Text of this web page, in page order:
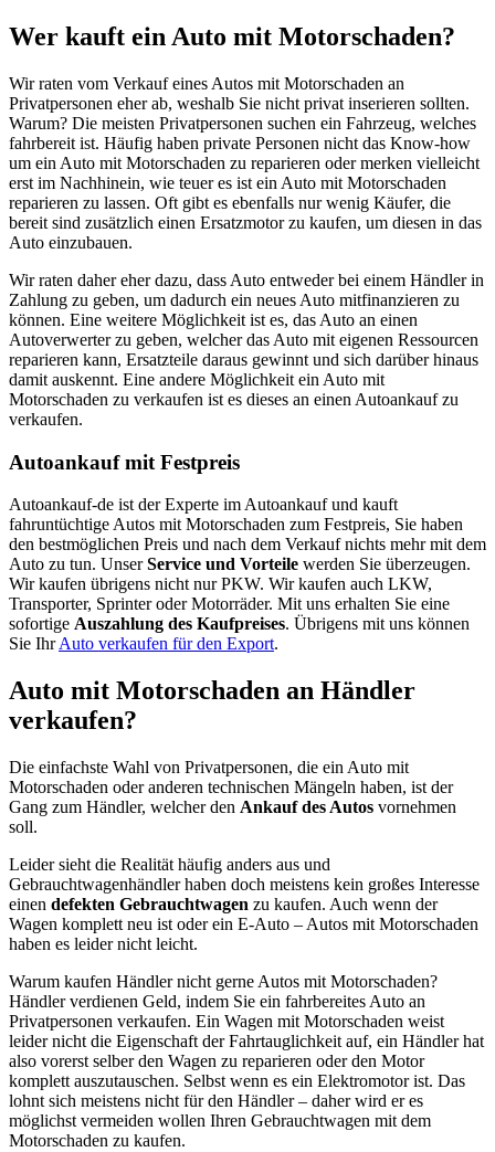
Wer kauft ein Auto mit Motorschaden?
Wir raten vom Verkauf eines Autos mit Motorschaden an
Privatpersonen eher ab, weshalb Sie nicht privat inserieren sollten.
Warum? Die meisten Privatpersonen suchen ein Fahrzeug, welches
fahrbereit ist. Häufig haben private Personen nicht das Know-how
um ein Auto mit Motorschaden zu reparieren oder merken vielleicht
erst im Nachhinein, wie teuer es ist ein Auto mit Motorschaden
reparieren zu lassen. Oft gibt es ebenfalls nur wenig Käufer, die
bereit sind zusätzlich einen Ersatzmotor zu kaufen, um diesen in das
Auto einzubauen.
Wir raten daher eher dazu, dass Auto entweder bei einem Händler in
Zahlung zu geben, um dadurch ein neues Auto mitfinanzieren zu
können. Eine weitere Möglichkeit ist es, das Auto an einen
Autoverwerter zu geben, welcher das Auto mit eigenen Ressourcen
reparieren kann, Ersatzteile daraus gewinnt und sich darüber hinaus
damit auskennt. Eine andere Möglichkeit ein Auto mit
Motorschaden zu verkaufen ist es dieses an einen Autoankauf zu
verkaufen.
Autoankauf mit Festpreis
Autoankauf-de ist der Experte im Autoankauf und kauft
fahruntüchtige Autos mit Motorschaden zum Festpreis, Sie haben
den bestmöglichen Preis und nach dem Verkauf nichts mehr mit dem
Auto zu tun. UnserService und Vorteile werden Sie überzeugen.
Wir kaufen übrigens nicht nur PKW. Wir kaufen auch LKW,
Transporter, Sprinter oder Motorräder. Mit uns erhalten Sie eine
sofortige Auszahlung des Kaufpreises. Übrigens mit uns können
Sie IhrAuto verkaufen für den Export.
Auto mit Motorschaden an Händler
verkaufen?
Die einfachste Wahl von Privatpersonen, die ein Auto mit
Motorschaden oder anderen technischen Mängeln haben, ist der
Gang zum Händler, welcher den Ankauf des Autos vornehmen
soll.
Leider sieht die Realität häufig anders aus und
Gebrauchtwagenhändler haben doch meistens kein großes Interesse
einen defekten Gebrauchtwagen zu kaufen. Auch wenn der
Wagen komplett neu ist oder ein E-Auto – Autos mit Motorschaden
haben es leider nicht leicht.
Warum kaufen Händler nicht gerne Autos mit Motorschaden?
Händler verdienen Geld, indem Sie ein fahrbereites Auto an
Privatpersonen verkaufen. Ein Wagen mit Motorschaden weist
leider nicht die Eigenschaft der Fahrtauglichkeit auf, ein Händler hat
also vorerst selber den Wagen zu reparieren oder den Motor
komplett auszutauschen. Selbst wenn es ein Elektromotor ist. Das
lohnt sich meistens nicht für den Händler – daher wird er es
möglichst vermeiden wollen Ihren Gebrauchtwagen mit dem
Motorschaden zu kaufen.